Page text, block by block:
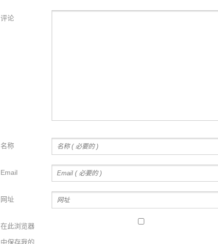
评论
名称
Email
网址
在此浏览器
中保存我的